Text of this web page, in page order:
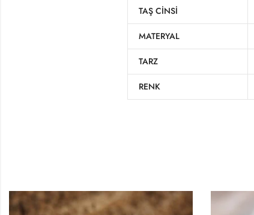
TAŞ CINSI
MATERYAL
TARZ
RENK